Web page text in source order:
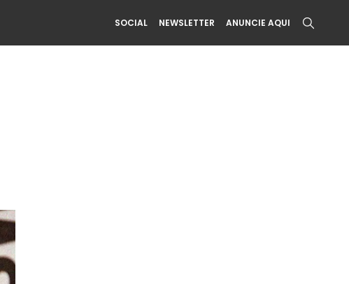
SOCIAL NEWSLETTER ANUNCIE AQUI